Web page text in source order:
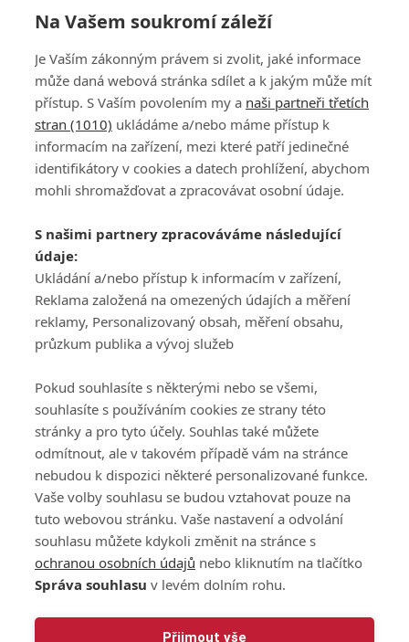
Na Vašem soukromí záleží
Je Vaším zákonným právem si zvolit, jaké informace
může daná webová stránka sdílet a k jakým může mít
přístup. S Vaším povolením my a naši partneři třetích
stran (1010) ukládáme a/nebo máme přístup k
informacím na zařízení, mezi které patří jedinečné
identifikátory v cookies a datech prohlížení, abychom
mohli shromažďovat a zpracovávat osobní údaje.
S našimi partnery zpracováváme následující
údaje:
Ukládání a/nebo přístup k informacím v zařízení,
Reklama založená na omezených údajích a měření
reklamy, Personalizovaný obsah, měření obsahu,
průzkum publika a vývoj služeb
Pokud souhlasíte s některými nebo se všemi,
souhlasíte s používáním cookies ze strany této
stránky a pro tyto účely. Souhlas také můžete
odmítnout, ale v takovém případě vám na stránce
nebudou k dispozici některé personalizované funkce.
Vaše volby souhlasu se budou vztahovat pouze na
tuto webovou stránku. Vaše nastavení a odvolání
souhlasu můžete kdykoli změnit na stránce s
ochranou osobních údajů nebo kliknutím na tlačítko
Správa souhlasu v levém dolním rohu.
Přijmout vše
Sundal si boty a z greenu odešel bos. Jak Lucas
Glover své jednání vysvětlil?
Všeobecné obchodní
podmínky služby
GolfExtra.cz Premium
Podmínky zpracování
osobních údajů při
GolfExtra
Ceník GolfExtra.cz
Premium
Doporučené odkazy
ATV CZ, s.r.o.
140 00 Praha 4
Editor
Honza Fait
+420 723 898 969
fait@golfextra.cz
Obchod
Edita Hanušová
+420 724 150 784
hanusova@relmost.cz